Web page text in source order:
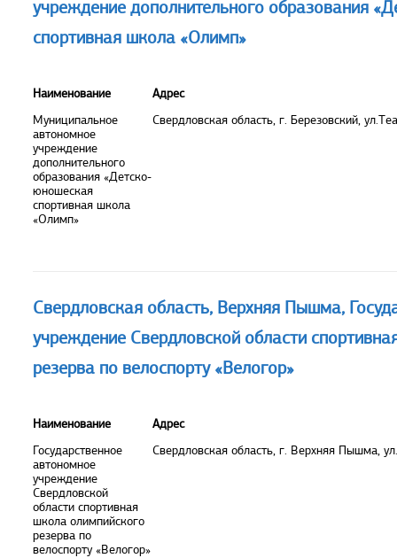
учреждение дополнительного образования
спортивная школа «Олимп»
Наименование
Муниципальное
автономное
учреждение
дополнительного
образования «Детско-
юношеская
спортивная школа
«Олимп»
Адрес
Свердловская область, г. Березовский,
Свердловская область, Верхняя Пышма,
учреждение Свердловской области
резерва по велоспорту «Велогор»
Наименование
Государственное
автономное
учреждение
Свердловской
области спортивная
школа олимпийского
резерва по
велоспорту «Велогор»
Адрес
Свердловская область, г. Верхняя Пышма,